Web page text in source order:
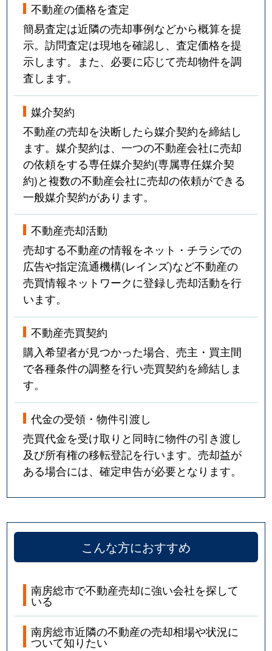
不動産の価格を査定
簡易査定は近隣の売却事例などから概算を提
示。訪問査定は現地を確認し、査定価格を提
示します。また、必要に応じて売却物件を調
査します。
媒介契約
不動産の売却を決断したら媒介契約を締結し
ます。媒介契約は、一つの不動産会社に売却
の依頼をする専任媒介契約(専属専任媒介契
約)と複数の不動産会社に売却の依頼ができる
一般媒介契約があります。
不動産売却活動
売却する不動産の情報をネット・チラシでの
広告や指定流通機構(レインズ)など不動産の
売買情報ネットワークに登録し売却活動を行
います。
不動産売買契約
購入希望者が見つかった場合、売主・買主間
で各種条件の調整を行い売買契約を締結しま
す。
代金の受領・物件引渡し
売買代金を受け取りと同時に物件の引き渡し
及び所有権の移転登記を行います。売却益が
ある場合には、確定申告が必要となります。
こんな方におすすめ
南房総市で不動産売却に強い会社を探して
いる
南房総市近隣の不動産の売却相場や状況に
ついて知りたい